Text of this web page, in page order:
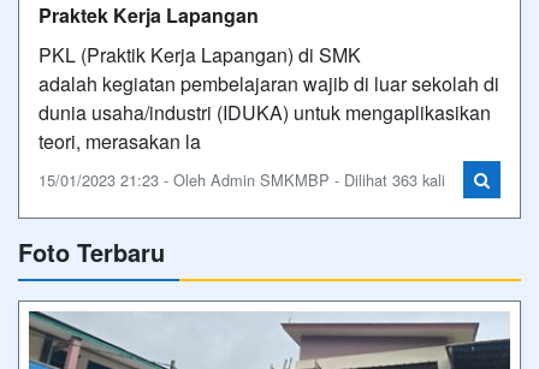
Praktek Kerja Lapangan
PKL (Praktik Kerja Lapangan) di SMK
adalah kegiatan pembelajaran wajib di luar sekolah di
dunia usaha/industri (IDUKA) untuk mengaplikasikan
teori, merasakan la
15/01/2023 21:23 - Oleh Admin SMKMBP - Dilihat 363 kali
Foto Terbaru